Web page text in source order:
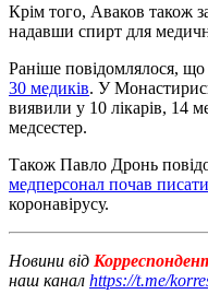
Крім того, Аваков також
надавши спирт для
Раніше повідомлялося, що
30 медиків. У
виявили у 10 лікарів, 14
медсестер.
Також Павло Дронь
медперсонал почав
коронавірусу.
Новини від
наш канал https://t.me/